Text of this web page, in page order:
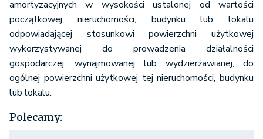
amortyzacyjnych w wysokości ustalonej od wartości
początkowej nieruchomości, budynku lub lokalu
odpowiadającej stosunkowi powierzchni użytkowej
wykorzystywanej do prowadzenia działalności
gospodarczej, wynajmowanej lub wydzierżawianej, do
ogólnej powierzchni użytkowej tej nieruchomości, budynku
lub lokalu.
Polecamy: